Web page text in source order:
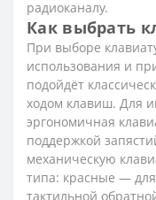
радиоканалу.
Как выбрать
При выборе
использования и
подойдёт
ходом клавиш. Для
эргономичная
поддержкой
механическую
типа: красные —
тактильной